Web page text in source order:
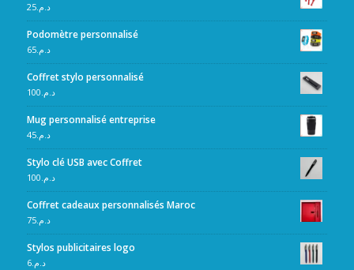
د.م.25
Podomètre personnalisé
د.م.65
Coffret stylo personnalisé
د.م.100
Mug personnalisé entreprise
د.م.45
Stylo clé USB avec Coffret
د.م.100
Coffret cadeaux personnalisés Maroc
د.م.75
Stylos publicitaires logo
د.م.6